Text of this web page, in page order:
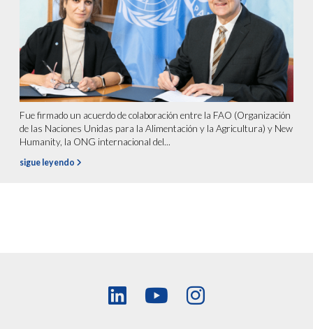
Fue firmado un acuerdo de colaboración entre la FAO (Organización
de las Naciones Unidas para la Alimentación y la Agricultura) y New
Humanity, la ONG internacional del...
sigue leyendo